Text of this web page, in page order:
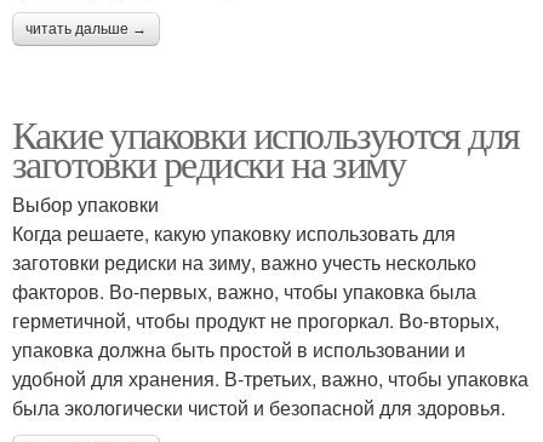
читать дальше →
Какие упаковки используются для
заготовки редиски на зиму
Выбор упаковки
Когда решаете, какую упаковку использовать для
заготовки редиски на зиму, важно учесть несколько
факторов. Во-первых, важно, чтобы упаковка была
герметичной, чтобы продукт не прогоркал. Во-вторых,
упаковка должна быть простой в использовании и
удобной для хранения. В-третьих, важно, чтобы упаковка
была экологически чистой и безопасной для здоровья.